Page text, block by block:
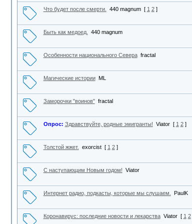
Что будет после смерти. 440 magnum [ 1 2 ]
Быть как медоед. 440 magnum
Особенности национального Севера fractal
Магические истории ML
Заморочки "воинов" fractal
Опрос: Здравствуйте, родные эмигранты! Viator [ 1 2 ]
Толстой жжет. exorcist [ 1 2 ]
С наступающим Новым годом! Viator
Интернет радио, подкасты, которые мы слушаем. PaulK
Коронавирус: последние новости и лекарства Viator [ 1 2